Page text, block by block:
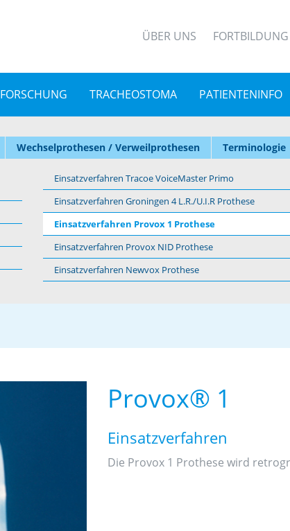
ÜBER UNS FORTBILDUNG
FORSCHUNG TRACHEOSTOMA PATIENTENINFO
Wechselprothesen / Verweilprothesen Terminologie
Einsatzverfahren Tracoe VoiceMaster Primo
Einsatzverfahren Groningen 4 L.R./U.I.R Prothese
Einsatzverfahren Provox 1 Prothese
Einsatzverfahren Provox NID Prothese
Einsatzverfahren Newvox Prothese
Provox® 1
Einsatzverfahren
Die Provox 1 Prothese wird